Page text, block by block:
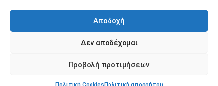
Αποδοχή
Δεν αποδέχομαι
Προβολή προτιμήσεων
Πολιτική Cookies Πολιτική απορρήτου
Πολιτική απορρήτου